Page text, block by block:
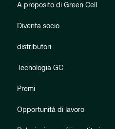
A proposito di Green Cell
Diventa socio
distributori
Tecnologia GC
Premi
Opportunità di lavoro